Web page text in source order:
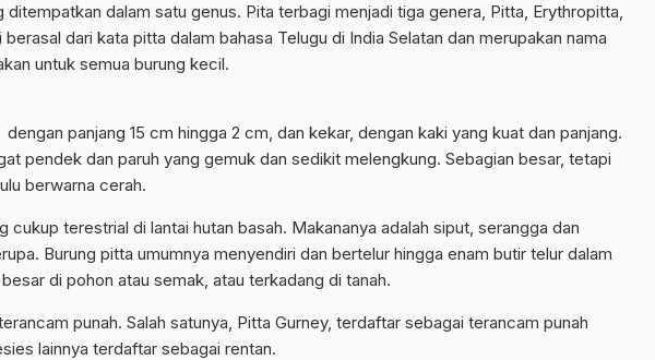
ditempatkan dalam satu genus. Pita terbagi menjadi tiga genera, Pitta, Erythropitta,
dari kata pitta dalam bahasa Telugu di India Selatan dan merupakan nama
untuk semua burung kecil.
panjang 15 cm hingga 2 cm, dan kekar, dengan kaki yang kuat dan panjang.
pendek dan paruh yang gemuk dan sedikit melengkung. Sebagian besar, tetapi
berwarna cerah.
cukup terestrial di lantai hutan basah. Makananya adalah siput, serangga dan
Burung pitta umumnya menyendiri dan bertelur hingga enam butir telur dalam
di pohon atau semak, atau terkadang di tanah.
punah. Salah satunya, Pitta Gurney, terdaftar sebagai terancam punah
lainnya terdaftar sebagai rentan.